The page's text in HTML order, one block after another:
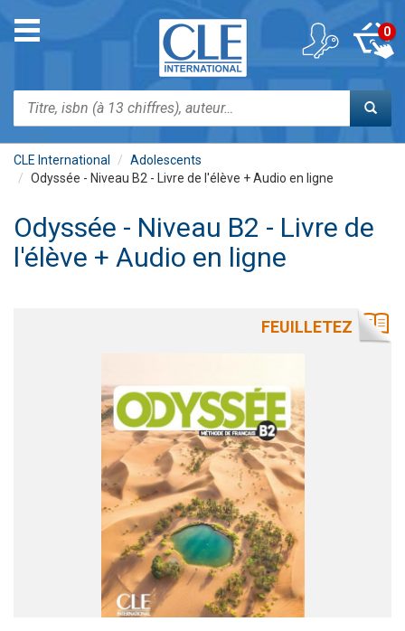
contenu
Toggle
navigation
Rechercher
0
CLE International
Adolescents
Odyssée - Niveau B2 - Livre de l'élève + Audio en ligne
Odyssée - Niveau B2 - Livre de
l'élève + Audio en ligne
FEUILLETEZ